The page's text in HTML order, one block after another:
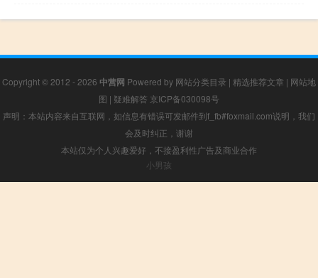
Copyright © 2012 - 2026 中营网 Powered by 网站分类目录 | 精选推荐文章 | 网站地
图 | 疑难解答 京ICP备030098号
声明：本站内容来自互联网，如信息有错误可发邮件到f_fb#foxmail.com说明，我们
会及时纠正，谢谢
本站仅为个人兴趣爱好，不接盈利性广告及商业合作
小男孩